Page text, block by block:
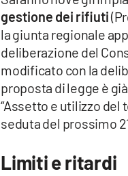
gestione dei rifiuti
la giunta regionale
deliberazione del
modificato con la
proposta di legge è
“Assetto e utilizzo del
seduta del prossimo
Limiti e ritardi